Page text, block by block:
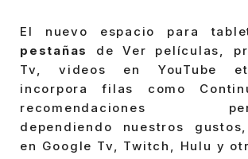
El nuevo espacio para
pestañas
de Ver películas,
Tv, videos en YouTube
incorpora filas como
recomendaciones
dependiendo nuestros
en Google Tv, Twitch, Hulu y